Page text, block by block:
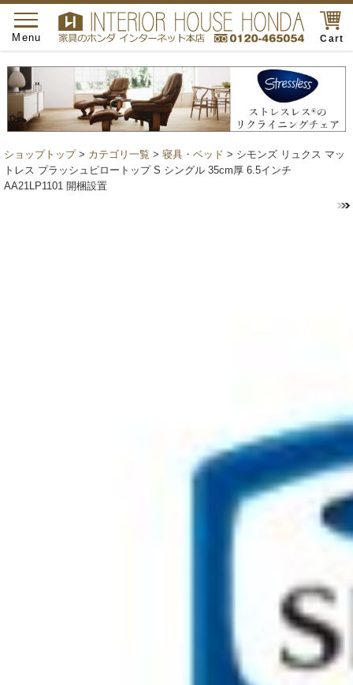
Cart
toggle
navigation
Menu
ショップトップ> カテゴリ一覧 > 寝具・ベッド > シモンズ リュクス マッ
トレス プラッシュピロートップ S シングル 35cm厚 6.5インチ
AA21LP1101 開梱設置